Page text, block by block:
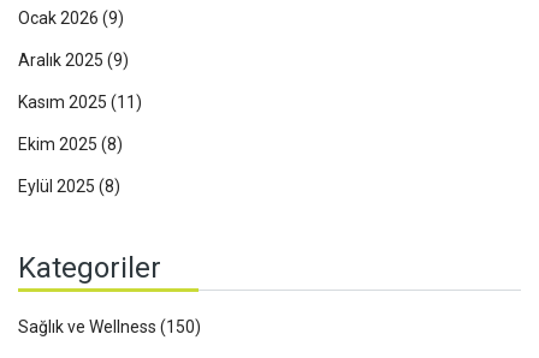
Ocak 2026 (9)
Aralık 2025 (9)
Kasım 2025 (11)
Ekim 2025 (8)
Eylül 2025 (8)
Kategoriler
Sağlık ve Wellness (150)